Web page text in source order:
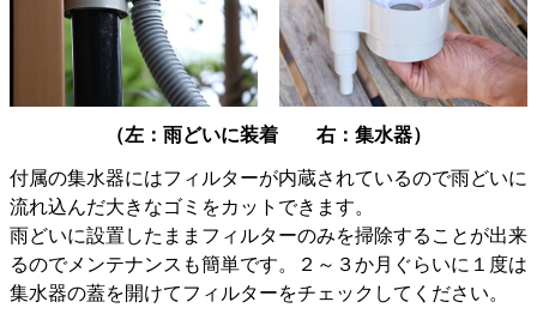
（左：雨どいに装着 右：集水器）
付属の集水器にはフィルターが内蔵されているので雨どいに
流れ込んだ大きなゴミをカットできます。
雨どいに設置したままフィルターのみを掃除することが出来
るのでメンテナンスも簡単です。２～３か月ぐらいに１度は
集水器の蓋を開けてフィルターをチェックしてください。